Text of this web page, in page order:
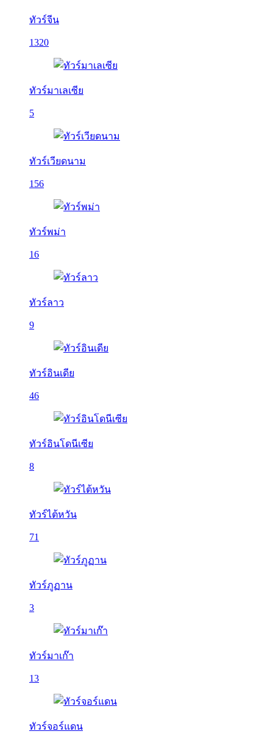
ทัวร์จีน
1320
ทัวร์มาเลเซีย
5
ทัวร์เวียดนาม
156
ทัวร์พม่า
16
ทัวร์ลาว
9
ทัวร์อินเดีย
46
ทัวร์อินโดนีเซีย
8
ทัวร์ไต้หวัน
71
ทัวร์ภูฏาน
3
ทัวร์มาเก๊า
13
ทัวร์จอร์แดน